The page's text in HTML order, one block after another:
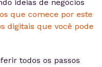
ideias de negócios
que comece por este
digitais que você pode
todos os passos